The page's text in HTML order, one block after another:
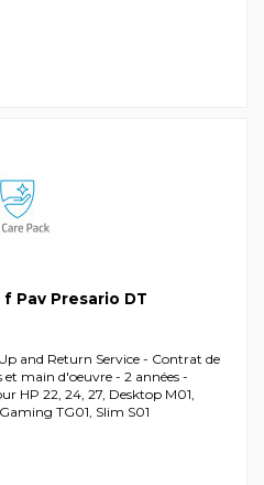
f Pav Presario DT
and Return Service - Contrat de
main d'oeuvre - 2 années -
HP 22, 24, 27, Desktop M01,
TG01, Slim S01